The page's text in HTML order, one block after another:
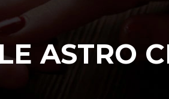
ASTRO